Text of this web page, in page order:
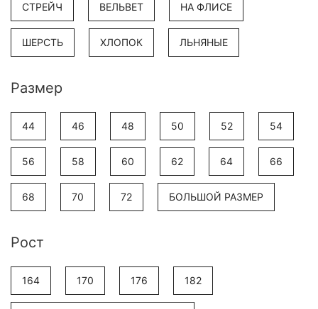
СТРЕЙЧ ВЕЛЬВЕТ НА ФЛИСЕ
ШЕРСТЬ ХЛОПОК ЛЬНЯНЫЕ
Размер
44 46 48 50 52 54
56 58 60 62 64 66
68 70 72 БОЛЬШОЙ РАЗМЕР
Рост
164 170 176 182